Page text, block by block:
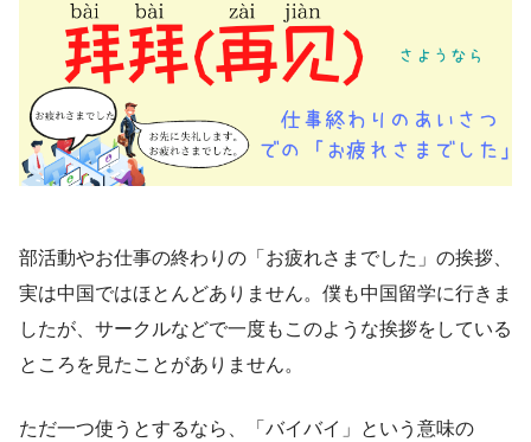
部活動やお仕事の終わりの「お疲れさまでした」の挨拶、
実は中国ではほとんどありません。僕も中国留学に行きま
したが、サークルなどで一度もこのような挨拶をしている
ところを見たことがありません。
ただ一つ使うとするなら、「バイバイ」という意味の